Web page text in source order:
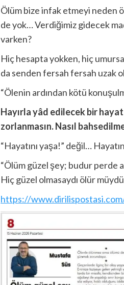
Ölüm bize infak etmeyi neden
de yok… Verdiğimiz gidecek
varken?
Hiç hesapta yokken, hiç
da senden fersah fersah uzak
“Ölenin ardından kötü
Hayırla yâd edilecek bir
zorlanmasın. Nasıl
“Hayatını yaşa!” değil…
“Ölüm güzel şey; budur perde
Hiç güzel olmasaydı ölür
https://